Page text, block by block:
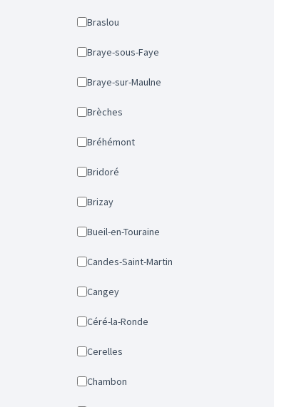
Braslou
Braye-sous-Faye
Braye-sur-Maulne
Brèches
Bréhémont
Bridoré
Brizay
Bueil-en-Touraine
Candes-Saint-Martin
Cangey
Céré-la-Ronde
Cerelles
Chambon